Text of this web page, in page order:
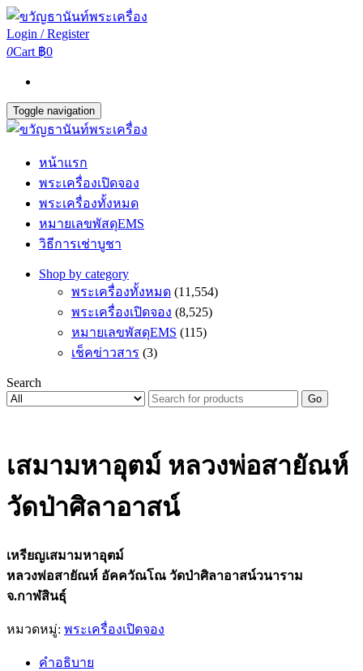
Login / Register
0Cart ฿0
Toggle navigation
หน้าแรก
พระเครื่องเปิดจอง
พระเครื่องทั้งหมด
หมายเลขพัสดุEMS
วิธีการเช่าบูชา
Shop by category
พระเครื่องทั้งหมด (11,554)
พระเครื่องเปิดจอง (8,525)
หมายเลขพัสดุEMS (115)
เช็คข่าวสาร (3)
Search
Go
เสมามหาอุตม์ หลวงพ่อสายัณห์
วัดป่าศิลาอาสน์
เหรียญเสมามหาอุตม์
หลวงพ่อสายัณห์ อัคควัณโณ วัดป่าศิลาอาสน์วนาราม
จ.กาฬสินธุ์
หมวดหมู่: พระเครื่องเปิดจอง
คำอธิบาย